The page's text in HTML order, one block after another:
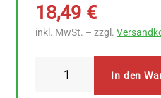
18,49 €
inkl. MwSt. – zzgl.
In den